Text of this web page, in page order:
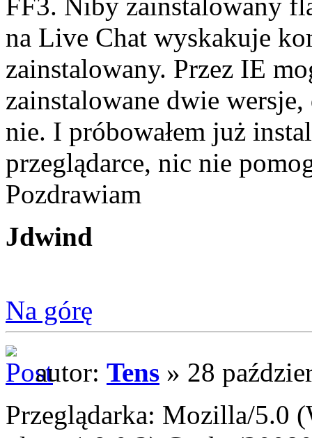
na Live Chat wyskakuje
zainstalowany. Przez IE
zainstalowane dwie
nie. I próbowałem już
przeglądarce, nic nie
Pozdrawiam
Jdwind
Na górę
autor: Tens » 28
Przeglądarka: Mozilla/5.0